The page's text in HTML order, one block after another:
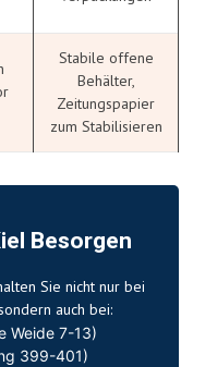
Stabile offene
Behälter,
Zeitungspapier
zum Stabilisieren
Besorgen
Sie nicht nur bei
auch bei:
Weide 7-13)
399-401)